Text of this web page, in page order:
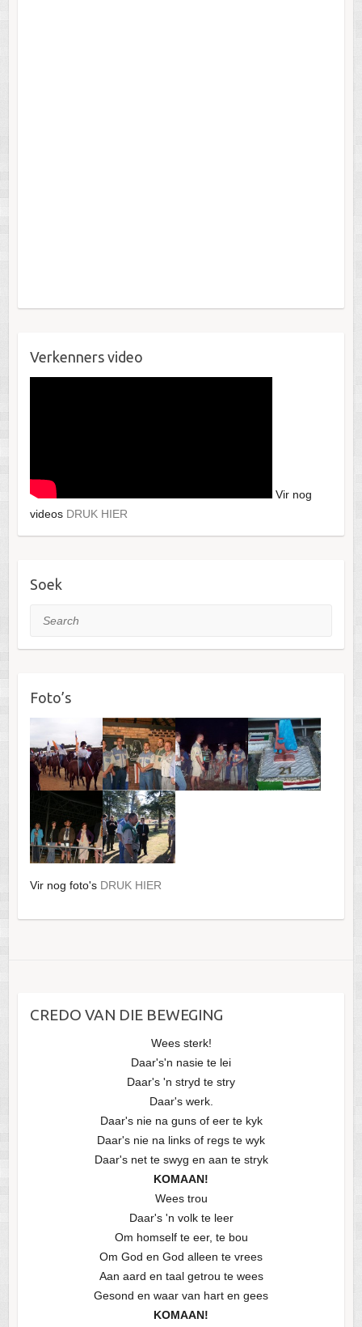
Verkenners video
Vir nog
videos DRUK HIER
Soek
Search
Foto’s
Vir nog foto's DRUK HIER
CREDO VAN DIE BEWEGING
Wees sterk!
Daar's'n nasie te lei
Daar's 'n stryd te stry
Daar's werk.
Daar's nie na guns of eer te kyk
Daar's nie na links of regs te wyk
Daar's net te swyg en aan te stryk
KOMAAN!
Wees trou
Daar's 'n volk te leer
Om homself te eer, te bou
Om God en God alleen te vrees
Aan aard en taal getrou te wees
Gesond en waar van hart en gees
KOMAAN!